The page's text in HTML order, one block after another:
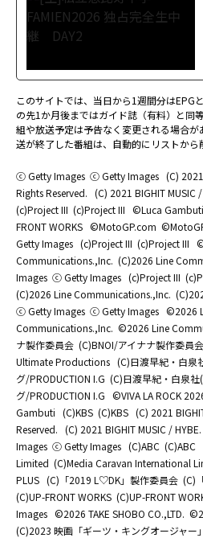
このサイトでは、当日から1週間分はEPG
の先1か月後まではガイド誌（有料）と同
組や放送予定は予告なく変更される場合
送が終了した番組は、自動的にリストから
ⓒ Getty Images ⓒ Getty Images (C)
Rights Reserved. (C) 2021 BIGHIT MUSIC
(c)Project III (c)Project III ©Luca Gambuti
FRONT WORKS ©MotoGP.com
Getty Images (c)Project III (c)Project III
Communications.,Inc. (C)2026 Line
Images ⓒ Getty Images (c)Project III
(C)2026 Line Communications.,Inc.
ⓒ Getty Images ⓒ Getty Images ©2026
Communications.,Inc. ©2026 Line
ナ製作委員会 (C)BNOI/アイナナ製作委員会
Ultimate Productions (C)日渡早紀・白泉
グ/PRODUCTION I.G (C)日渡早紀・白泉
グ/PRODUCTION I.G ©️VIVA LA ROCK
Gambuti (C)KBS (C)KBS (C) 2021
Reserved. (C) 2021 BIGHIT MUSIC /
Images ⓒ Getty Images (C)ABC (C)ABC
Limited (C)Media Caravan International
PLUS (C)「2019 L♡DK」製作委員会 (C)
(C)UP-FRONT WORKS (C)UP-FRONT
Images ©2026 TAKE SHOBO CO.,LTD.
(C)2023 映画「ギーツ・キングオージャー